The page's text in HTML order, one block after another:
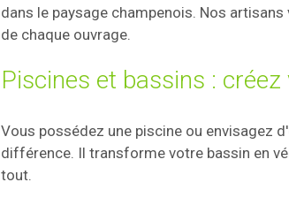
dans le paysage champenois. Nos
de chaque ouvrage.
Piscines et bassins :
Vous possédez une piscine ou envisagez
différence. Il transforme votre bassin en
tout.